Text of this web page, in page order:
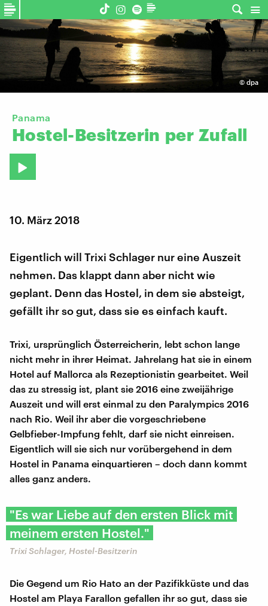
© dpa
Panama
Hostel-Besitzerin per Zufall
10. März 2018
Eigentlich will Trixi Schlager nur eine Auszeit
nehmen. Das klappt dann aber nicht wie
geplant. Denn das Hostel, in dem sie absteigt,
gefällt ihr so gut, dass sie es einfach kauft.
Trixi, ursprünglich Österreicherin, lebt schon lange
nicht mehr in ihrer Heimat. Jahrelang hat sie in einem
Hotel auf Mallorca als Rezeptionistin gearbeitet. Weil
das zu stressig ist, plant sie 2016 eine zweijährige
Auszeit und will erst einmal zu den Paralympics 2016
nach Rio. Weil ihr aber die vorgeschriebene
Gelbfieber-Impfung fehlt, darf sie nicht einreisen.
Eigentlich will sie sich nur vorübergehend in dem
Hostel in Panama einquartieren – doch dann kommt
alles ganz anders.
"Es war Liebe auf den ersten Blick mit
meinem ersten Hostel."
Trixi Schlager, Hostel-Besitzerin
Die Gegend um Rio Hato an der Pazifikküste und das
Hostel am Playa Farallon gefallen ihr so gut, dass sie